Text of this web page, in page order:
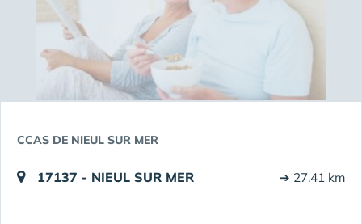
CCAS DE NIEUL SUR MER
17137 - NIEUL SUR MER ➔ 27.41 km